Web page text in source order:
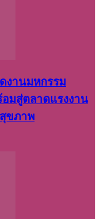
งานมหกรรม
มสู่ตลาดแรงงาน
ขภาพ